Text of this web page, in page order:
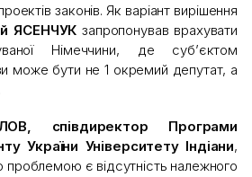
законів. Як варіант вирішення
ЯСЕНЧУК запропонував врахувати
Німеччини, де суб’єктом
може бути не 1 окремий депутат, а
співдиректор Програми
України Університету Індіани,
є відсутність належного